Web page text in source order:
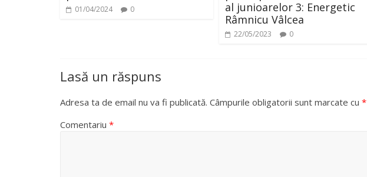
01/04/2024 0
al junioarelor 3: Energetic
Râmnicu Vâlcea
22/05/2023 0
Lasă un răspuns
Adresa ta de email nu va fi publicată. Câmpurile obligatorii sunt marcate cu *
Comentariu *